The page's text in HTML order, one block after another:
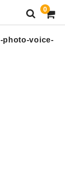
0
photo-voice-